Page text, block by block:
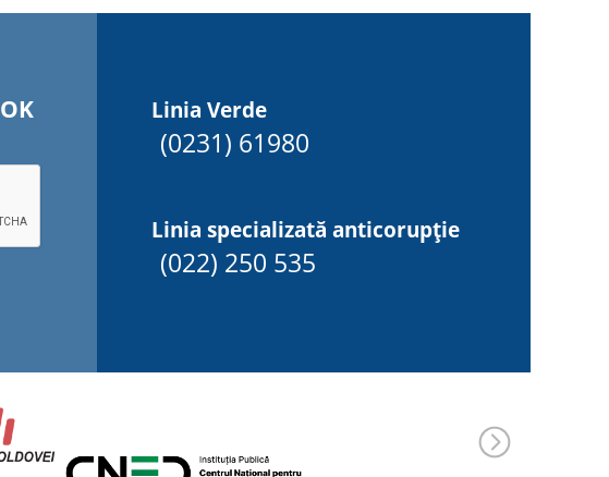
OK Linia Verde
(0231) 61980
Linia specializată anticorupție
(022) 250 535